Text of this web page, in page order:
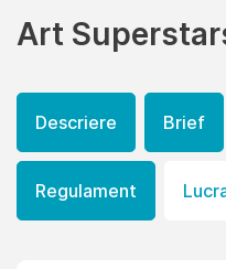
Art
Descriere Brief
Regulament